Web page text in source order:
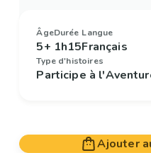
Âge
5+
Durée
1h15
Langue
Français
Type d'histoires
Participe à
Ajouter